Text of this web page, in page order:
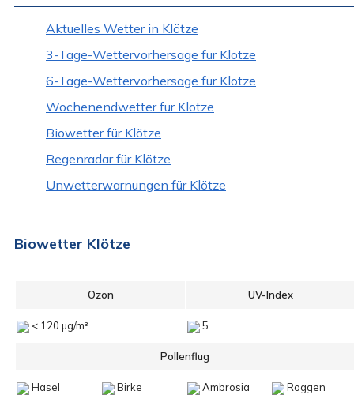
Aktuelles Wetter in Klötze
3-Tage-Wettervorhersage für Klötze
6-Tage-Wettervorhersage für Klötze
Wochenendwetter für Klötze
Biowetter für Klötze
Regenradar für Klötze
Unwetterwarnungen für Klötze
Biowetter Klötze
Ozon UV-Index
< 120 µg/m³ 5
Pollenflug
Hasel Birke Ambrosia Roggen